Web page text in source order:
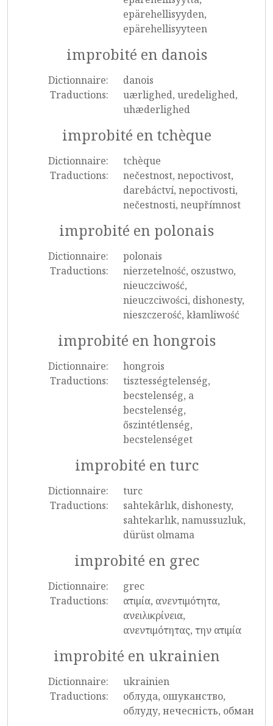
epärehellisyyden,
epärehellisyyteen
improbité en danois
Dictionnaire:
danois
Traductions:
uærlighed, uredelighed,
uhæderlighed
improbité en tchèque
Dictionnaire:
tchèque
Traductions:
nečestnost, nepoctivost,
darebáctví, nepoctivosti,
nečestnosti, neupřímnost
improbité en polonais
Dictionnaire:
polonais
Traductions:
nierzetelność, oszustwo,
nieuczciwość,
nieuczciwości, dishonesty,
nieszczerość, kłamliwość
improbité en hongrois
Dictionnaire:
hongrois
Traductions:
tisztességtelenség,
becstelenség, a
becstelenség,
őszintétlenség,
becstelenséget
improbité en turc
Dictionnaire:
turc
Traductions:
sahtekârlık, dishonesty,
sahtekarlık, namussuzluk,
dürüst olmama
improbité en grec
Dictionnaire:
grec
Traductions:
ατιμία, ανεντιμότητα,
ανειλικρίνεια,
ανεντιμότητας, την ατιμία
improbité en ukrainien
Dictionnaire:
ukrainien
Traductions:
облуда, ошуканство,
облуду, нечесність, обман